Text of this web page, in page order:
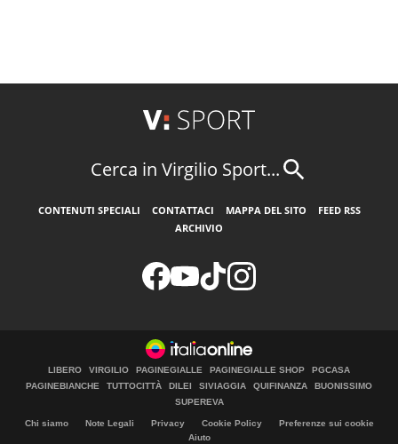
Cerca in Virgilio Sport...
CONTENUTI SPECIALI CONTATTACI MAPPA DEL SITO
FEED RSS
ARCHIVIO
LIBERO VIRGILIO PAGINEGIALLE PAGINEGIALLE SHOP
PGCASA
PAGINEBIANCHE
TUTTOCITTÀ DILEI SIVIAGGIA QUIFINANZA
BUONISSIMO
SUPEREVA
Chi siamo Note Legali Privacy Cookie Policy
Preferenze sui cookie
Aiuto